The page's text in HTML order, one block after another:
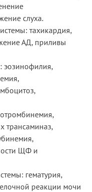
слуха.
тахикардия,
АД, приливы
эозинофилия,
трансаминаз,
ЩФ и
гематурия,
реакции мочи